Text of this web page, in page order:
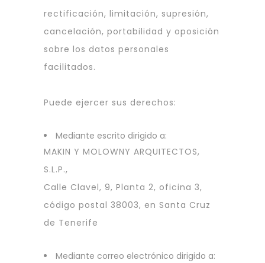
rectificación, limitación, supresión,
cancelación, portabilidad y oposición
sobre los datos personales
facilitados.
Puede ejercer sus derechos:
Mediante escrito dirigido a:
MAKIN Y MOLOWNY ARQUITECTOS,
S.L.P.,
Calle Clavel, 9, Planta 2, oficina 3,
código postal 38003, en Santa Cruz
de Tenerife
Mediante correo electrónico dirigido a: